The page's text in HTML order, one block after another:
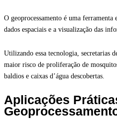
O geoprocessamento é uma ferramenta
dados espaciais e a visualização das
Utilizando essa tecnologia, secretarias
maior risco de proliferação de
baldios e caixas d’água descobertas.
Aplicações